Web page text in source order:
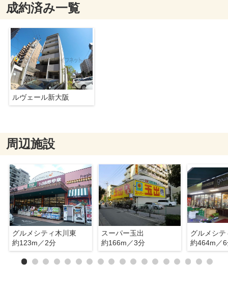
成約済み一覧
ルヴェール新大阪
周辺施設
グルメシティ木川東
約123m／2分
スーパー玉出
約166m／3分
グルメシテ
約464m／